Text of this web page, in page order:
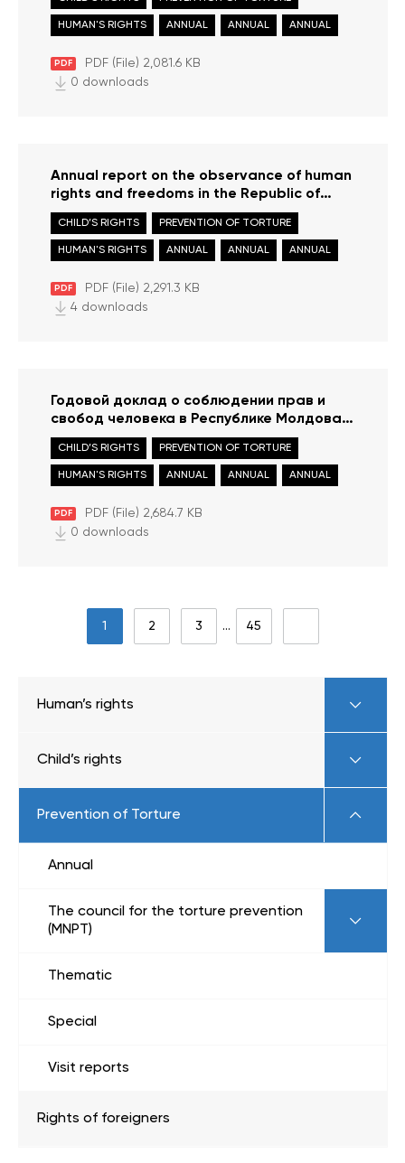
PDF PDF (File) 2,081.6 KB
HUMAN'S RIGHTS ANNUAL ANNUAL ANNUAL
0 downloads
Annual report on the observance of human
rights and freedoms in the Republic of
Moldova in 2020
PDF PDF (File) 2,291.3 KB
CHILD’S RIGHTS PREVENTION OF TORTURE
HUMAN'S RIGHTS ANNUAL ANNUAL ANNUAL
4 downloads
Годовой доклад о соблюдении прав и
свобод человека в Республике Молдова в
2020 году
PDF PDF (File) 2,684.7 KB
CHILD’S RIGHTS PREVENTION OF TORTURE
HUMAN'S RIGHTS ANNUAL ANNUAL ANNUAL
0 downloads
1 2 3 … 45
Human’s rights
Child’s rights
Prevention of Torture
Annual
The council for the torture prevention
(MNPT)
Thematic
Special
Visit reports
Rights of foreigners